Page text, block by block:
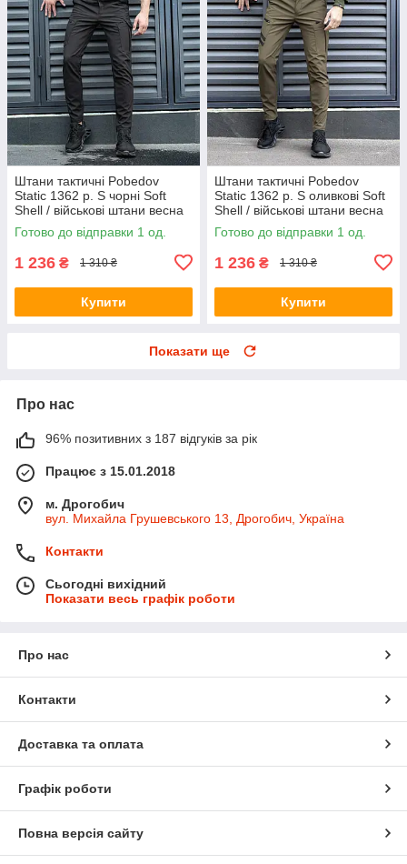
Штани тактичні Pobedov
Static 1362 р. S чорні Soft
Shell / військові штани весна
осінь
Готово до відправки 1 од.
1 236 ₴ 1 310 ₴
Купити
Штани тактичні Pobedov
Static 1362 р. S оливкові Soft
Shell / військові штани весна
осінь
Готово до відправки 1 од.
1 236 ₴ 1 310 ₴
Купити
Показати ще
Про нас
96% позитивних з 187 відгуків за рік
Працює з 15.01.2018
м. Дрогобич
вул. Михайла Грушевського 13, Дрогобич, Україна
Контакти
Сьогодні вихідний
Показати весь графік роботи
Про нас
Контакти
Доставка та оплата
Графік роботи
Повна версія сайту